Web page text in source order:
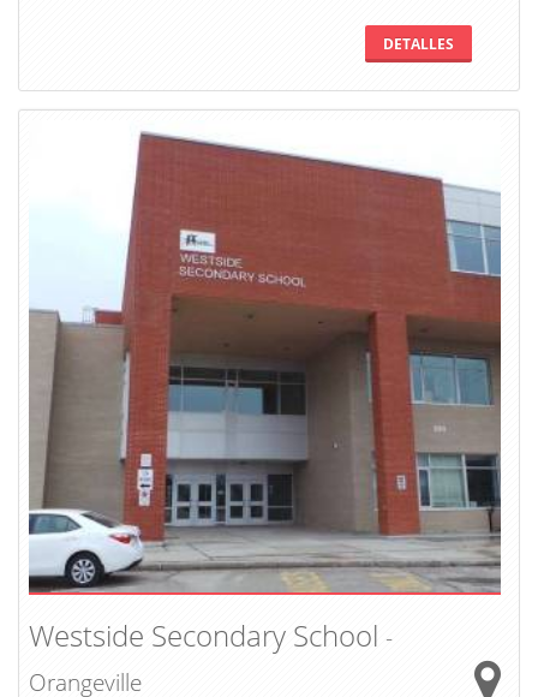
DETALLES
Westside Secondary School -
Orangeville